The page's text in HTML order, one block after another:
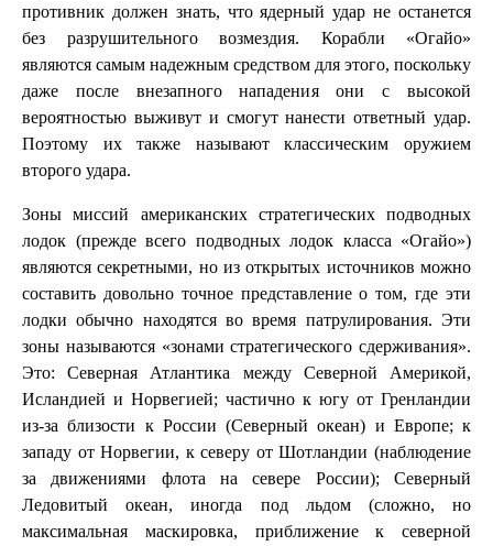
противник должен знать, что ядерный удар не останется
без разрушительного возмездия. Корабли «Огайо»
являются самым надежным средством для этого, поскольку
даже после внезапного нападения они с высокой
вероятностью выживут и смогут нанести ответный удар.
Поэтому их также называют классическим оружием
второго удара.
Зоны миссий американских стратегических подводных
лодок (прежде всего подводных лодок класса «Огайо»)
являются секретными, но из открытых источников можно
составить довольно точное представление о том, где эти
лодки обычно находятся во время патрулирования. Эти
зоны называются «зонами стратегического сдерживания».
Это: Северная Атлантика между Северной Америкой,
Исландией и Норвегией; частично к югу от Гренландии
из-за близости к России (Северный океан) и Европе; к
западу от Норвегии, к северу от Шотландии (наблюдение
за движениями флота на севере России); Северный
Ледовитый океан, иногда под льдом (сложно, но
максимальная маскировка, приближение к северной